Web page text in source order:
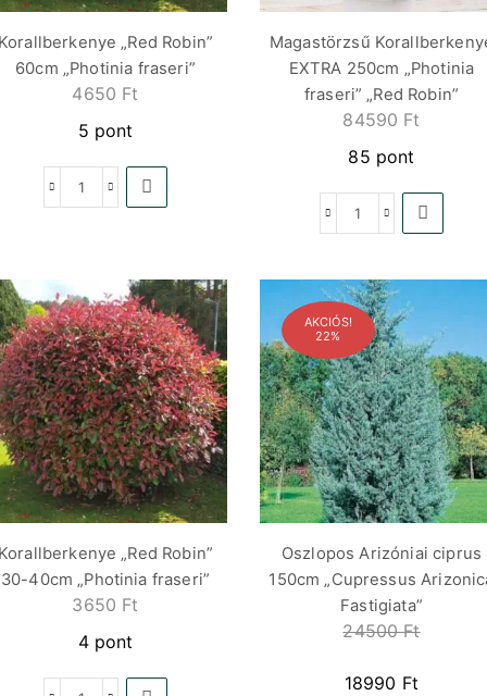
„Red Robin”
60cm „Photinia fraseri”
4650 Ft
5 pont
Magastörzsű
EXTRA 250cm „Photinia
fraseri” „Red Robin”
84590 Ft
85 pont
„Red Robin”
30-40cm „Photinia fraseri”
3650 Ft
4 pont
AKCIÓS!
22%
Oszlopos Arizóniai ciprus
150cm „Cupressus
Fastigiata”
24500Ft
18990 Ft